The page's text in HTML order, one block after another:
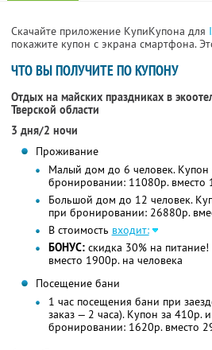
Скачайте приложение КупиКупона для
покажите купон с экрана смартфона.
ЧТО ВЫ ПОЛУЧИТЕ ПО КУПОНУ
Отдых на майских праздниках в
Тверской области
3 дня/2 ночи
Проживание
Малый дом до 6 человек. Купон
бронировании: 11080р. вместо
Большой дом до 12 человек.
при бронировании: 26880р.
В стоимость входит:
БОНУС:скидка 30% на питание!
вместо 1900р. на человека
Посещение бани
1 час посещения бани при
заказ — 2 часа). Купон за 410р.
бронировании: 1620р. вместо